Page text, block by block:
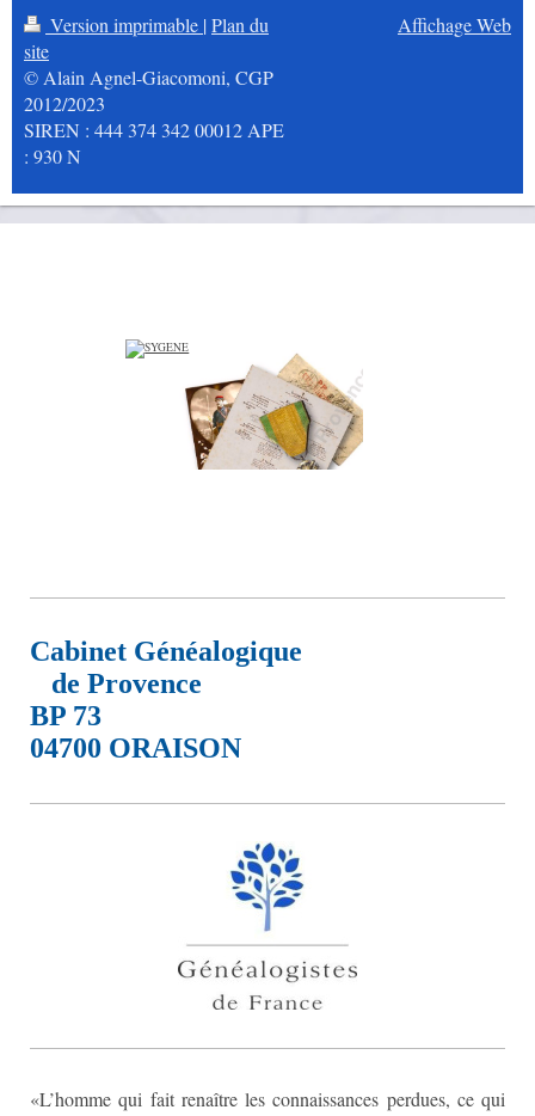
Version imprimable |Plan du
site
© Alain Agnel-Giacomoni, CGP
2012/2023
SIREN : 444 374 342 00012 APE
: 930 N
Affichage Web
Cabinet Généalogique
de Provence
BP 73
04700 ORAISON
«L’homme qui fait renaître les connaissances perdues, ce qui